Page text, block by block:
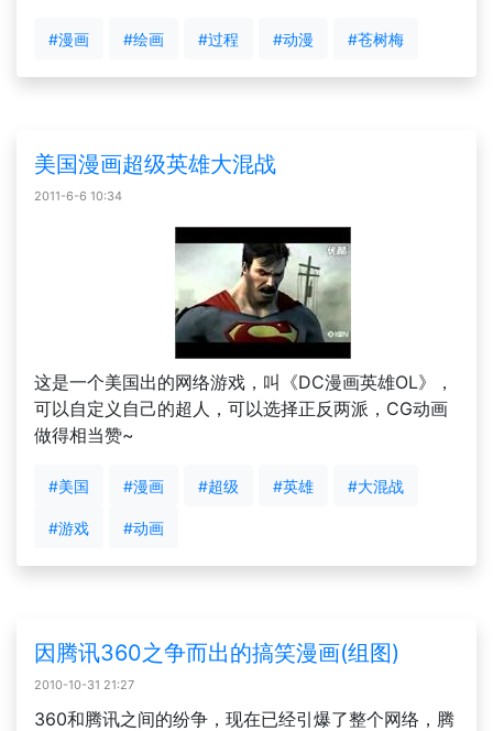
#漫画 #绘画 #过程 #动漫 #苍树梅
美国漫画超级英雄大混战
2011-6-6 10:34
这是一个美国出的网络游戏，叫《DC漫画英雄OL》，
可以自定义自己的超人，可以选择正反两派，CG动画
做得相当赞~
#美国 #漫画 #超级 #英雄 #大混战
#游戏 #动画
因腾讯360之争而出的搞笑漫画(组图)
2010-10-31 21:27
360和腾讯之间的纷争，现在已经引爆了整个网络，腾